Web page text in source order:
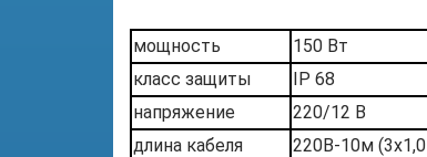
мощность
150 Вт
класс защиты
IP 68
напряжение
220/12 В
длина кабеля
220В-10м (3x1,0